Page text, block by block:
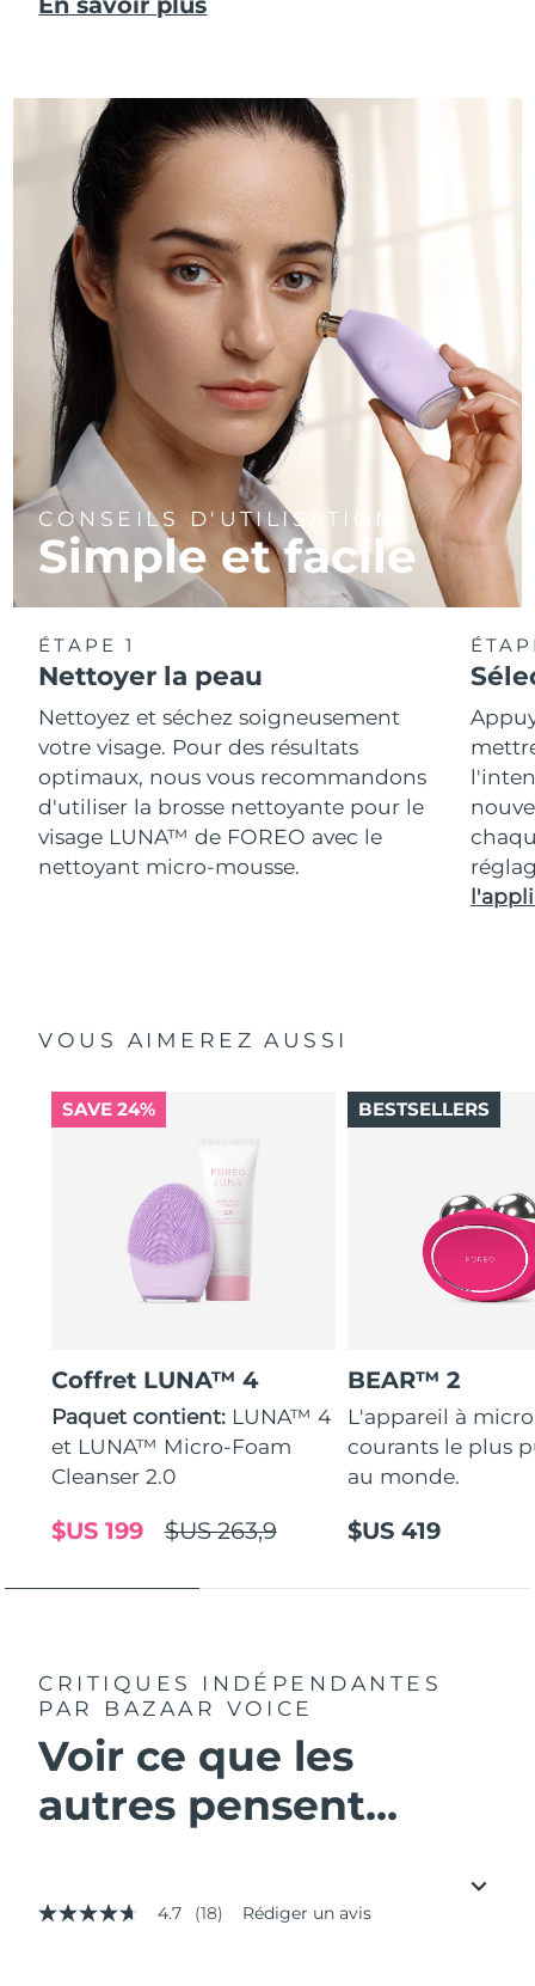
CONSEILS D'UTILISATION
Simple et facile
ÉTAPE 1
Nettoyer la peau
Nettoyez et séchez soigneusement
votre visage. Pour des résultats
optimaux, nous vous recommandons
d'utiliser la brosse nettoyante pour le
visage LUNA™ de FOREO avec le
nettoyant micro-mousse.
VOUS AIMEREZ AUSSI
SAVE 24%
Coffret LUNA™ 4
Paquet contient: LUNA™ 4
et LUNA™ Micro-Foam
Cleanser 2.0
$US 263,9
$US 199
BEAR™ 2
L'appareil à
courants le plus
au monde.
$US 419
BESTSELLERS
CRITIQUES INDÉPENDANTES
PAR BAZAAR VOICE
Voir ce que les
autres pensent...
4.7
4.7 (18) Rédiger un avis